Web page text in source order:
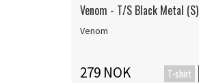
Venom - T/S Black Metal (S)
Venom
279 NOK T-shirt